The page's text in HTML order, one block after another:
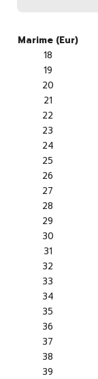
Marime (Eur)
18
19
20
21
22
23
24
25
26
27
28
29
30
31
32
33
34
35
36
37
38
39